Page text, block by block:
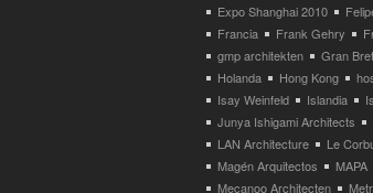
Expo Shanghai 2010
Francia
Frank Gehry
gmp architekten
Gran
Holanda
Hong Kong
Isay Weinfeld
Islandia
Junya Ishigami Architects
LAN Architecture
Le
Magén Arquitectos
MAPA
Mecanoo Architecten